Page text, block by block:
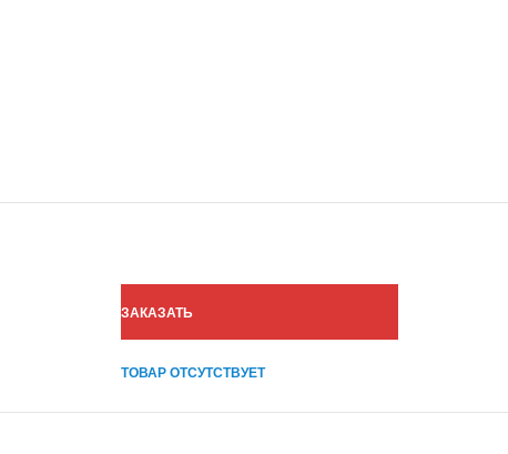
ЗАКАЗАТЬ
ТОВАР ОТСУТСТВУЕТ